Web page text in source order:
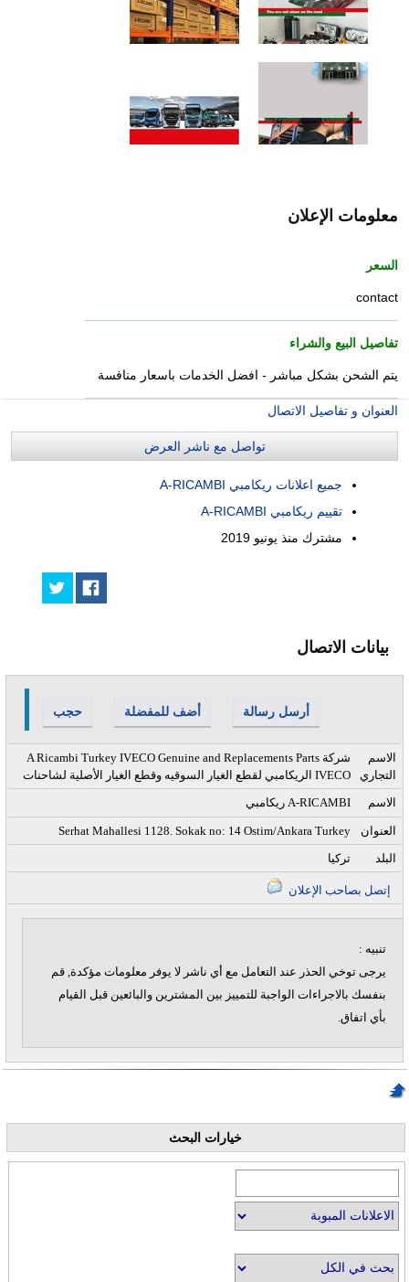
معلومات الإعلان
السعر
contact
تفاصيل البيع والشراء
يتم الشحن بشكل مباشر - افضل الخدمات باسعار منافسة
العنوان و تفاصيل الاتصال
تواصل مع ناشر العرض
جميع اعلانات ريكامبي A-RICAMBI
تقييم ريكامبي A-RICAMBI
مشترك منذ يونيو 2019
بيانات الاتصال
حجب أضف للمفضلة أرسل رسالة
A Ricambi Turkey IVECO Genuine and Replacements Parts شركة
الريكامبي لقطع الغيار السوقيه وقطع الغيار الأصلية لشاحنات IVECO
الاسم
التجاري
ريكامبي A-RICAMBI
الاسم
Serhat Mahallesi 1128. Sokak no: 14 Ostim/Ankara Turkey
العنوان
تركيا
البلد
تنبيه :
يرجى توخي الحذر عند التعامل مع أي ناشر لا يوفر معلومات مؤكدة, قم
بنفسك بالاجراءات الواجبة للتمييز بين المشترين والبائعين قبل القيام
بأي اتفاق.
خيارات البحث